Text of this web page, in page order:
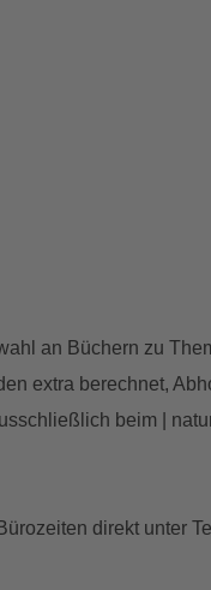
an Büchern zu
extra berechnet,
beim |
direkt unter